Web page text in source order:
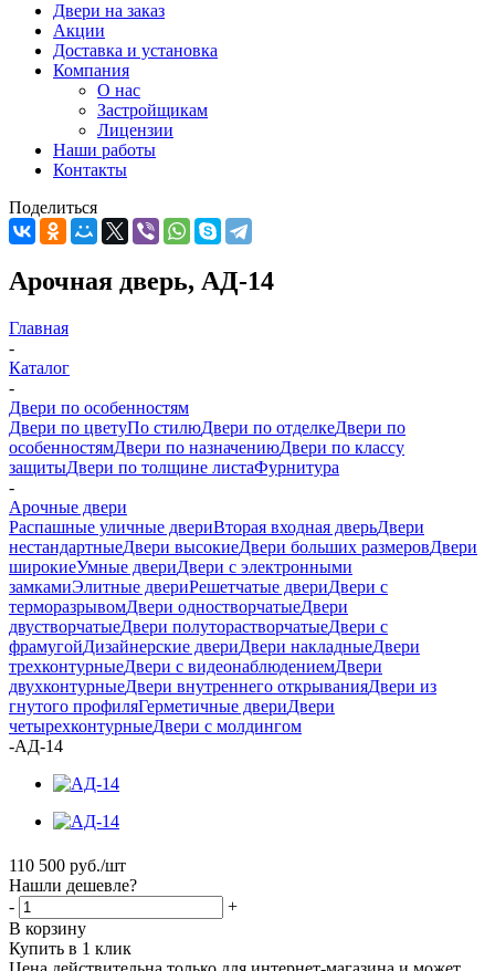
Двери на заказ
Акции
Доставка и установка
Компания
О нас
Застройщикам
Лицензии
Наши работы
Контакты
Поделиться
Арочная дверь, АД-14
Главная
-
Каталог
-
Двери по особенностям
Двери по цветуПо стилюДвери по отделкеДвери по
особенностямДвери по назначениюДвери по классу
защитыДвери по толщине листаФурнитура
-
Арочные двери
Распашные уличные двериВторая входная дверьДвери
нестандартныеДвери высокиеДвери больших размеровДвери
широкиеУмные двериДвери с электронными
замкамиЭлитные двериРешетчатые двериДвери с
терморазрывомДвери одностворчатыеДвери
двустворчатыеДвери полуторастворчатыеДвери с
фрамугойДизайнерские двериДвери накладныеДвери
трехконтурныеДвери с видеонаблюдениемДвери
двухконтурныеДвери внутреннего открыванияДвери из
гнутого профиляГерметичные двериДвери
четырехконтурныеДвери с молдингом
-АД-14
110 500 руб./шт
Нашли дешевле?
-
+
В корзину
Купить в 1 клик